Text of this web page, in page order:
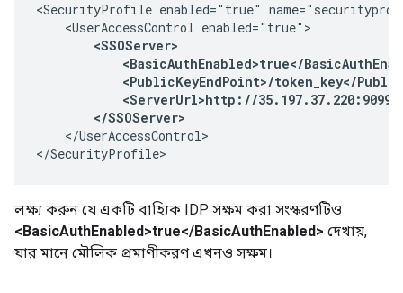
<SecurityProfile enabled="true"
    <UserAccessControl enabled="true">
<SSOServer>
<BasicAuthEnabled>true</
<PublicKeyEndPoint>/token_key</
<ServerUrl>http://
        </SSOServer>
    </UserAccessControl>
</SecurityProfile>
লক্ষ্য করুন যে একটি বাহ্যিক IDP সক্ষম করা সংস্করণটিও
<BasicAuthEnabled>true</BasicAuthEnabled> দেখায়,
যার মানে মৌলিক প্রমাণীকরণ এখনও সক্ষম।